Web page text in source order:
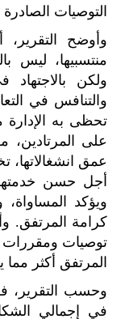
التوصيات
وأوضح
منتسبيها، ليس
ولكن بالاجتهاد
والتنافس في
تحظى به
على
عمق انشغالاتها،
أجل حسن
ويؤكد
كرامة المرتفق.
توصيات ومقررات
المرتفق أكثر مما
في إجمالي